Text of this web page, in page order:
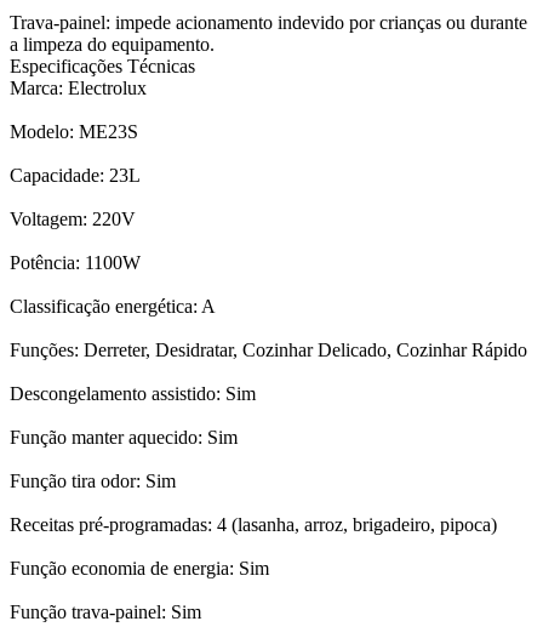
Trava-painel: impede acionamento indevido por crianças ou durante
a limpeza do equipamento.
Especificações Técnicas
Marca: Electrolux
Modelo: ME23S
Capacidade: 23L
Voltagem: 220V
Potência: 1100W
Classificação energética: A
Funções: Derreter, Desidratar, Cozinhar Delicado, Cozinhar Rápido
Descongelamento assistido: Sim
Função manter aquecido: Sim
Função tira odor: Sim
Receitas pré-programadas: 4 (lasanha, arroz, brigadeiro, pipoca)
Função economia de energia: Sim
Função trava-painel: Sim